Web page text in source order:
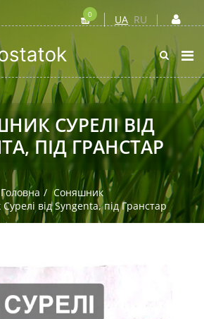
UA RU
0
СУРЕЛІ ВІД
ПІД ГРАНСТАР
Головна
Соняшник
від Syngenta, під Гранстар